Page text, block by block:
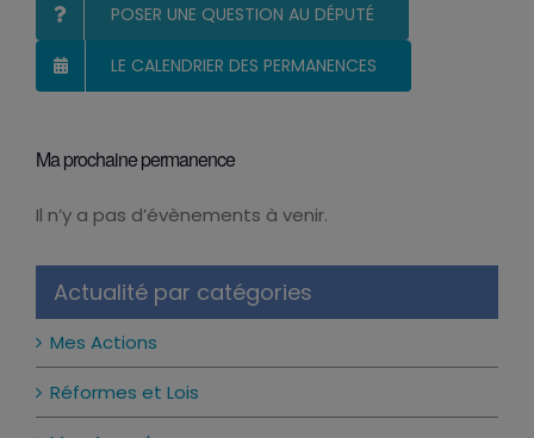
POSER UNE QUESTION AU DÉPUTÉ
LE CALENDRIER DES PERMANENCES
Ma prochaine permanence
Notice
Il n’y a pas d’évènements à venir.
Actualité par catégories
Mes Actions
Réformes et Lois